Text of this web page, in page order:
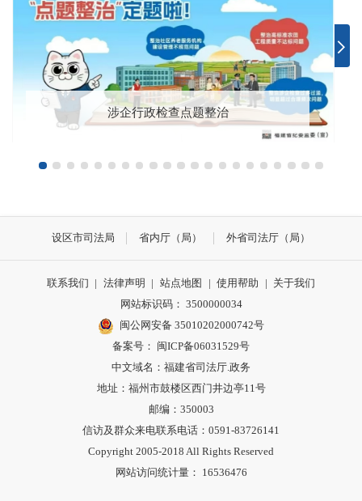
涉企行政检查点题整治
设区市司法局 省内厅（局） 外省司法厅（局）
联系我们 | 法律声明 | 站点地图 | 使用帮助 | 关于我们
网站标识码： 3500000034
闽公网安备 35010202000742号
备案号： 闽ICP备06031529号
中文域名：福建省司法厅.政务
地址：福州市鼓楼区西门井边亭11号
邮编：350003
信访及群众来电联系电话：0591-83726141
Copyright 2005-2018 All Rights Reserved
网站访问统计量： 16536476